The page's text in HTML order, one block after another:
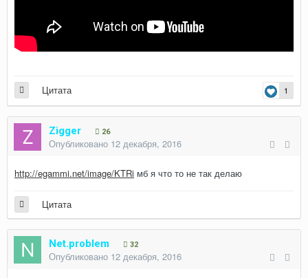
1
Цитата
Zigger 26
Опубликовано 12 декабря, 2016
http://egammi.net/image/KTRi мб я что то не так делаю
Цитата
Net.problem 32
Опубликовано 12 декабря, 2016